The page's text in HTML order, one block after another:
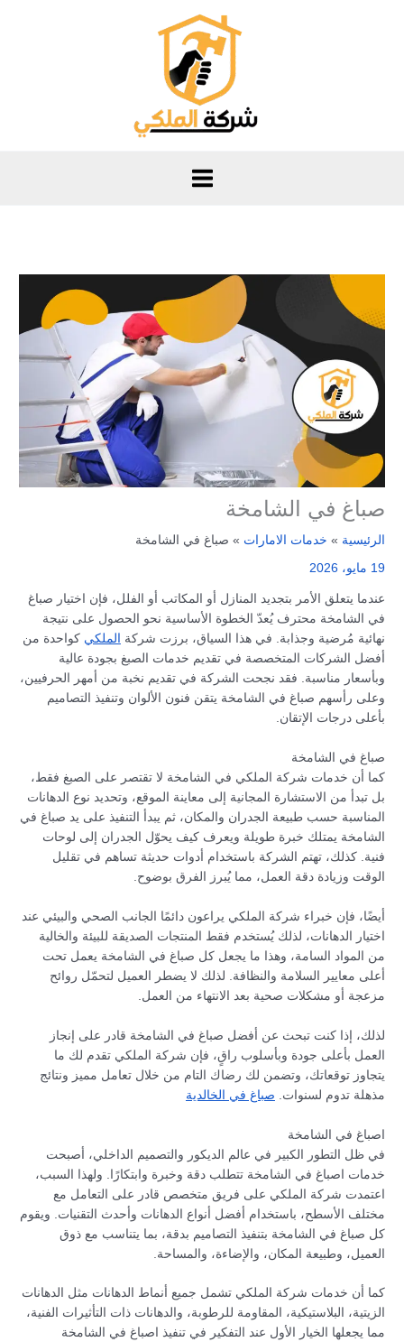
صباغ في الشامخة
الرئيسية خدمات الامارات صباغ في الشامخة
19 مايو، 2026
عندما يتعلق الأمر بتجديد المنازل أو المكاتب أو الفلل، فإن اختيار صباغ
في الشامخة محترف يُعدّ الخطوة الأساسية نحو الحصول على نتيجة
نهائية مُرضية وجذابة. في هذا السياق، برزت شركة
الملكي كواحدة من
أفضل الشركات المتخصصة في تقديم خدمات الصبغ بجودة عالية
وبأسعار مناسبة. فقد نجحت الشركة في تقديم نخبة من أمهر الحرفيين،
وعلى رأسهم صباغ في الشامخة يتقن فنون الألوان وتنفيذ التصاميم
بأعلى درجات الإتقان.
صباغ في الشامخة
كما أن خدمات شركة الملكي في الشامخة لا تقتصر على الصبغ فقط،
بل تبدأ من الاستشارة المجانية إلى معاينة الموقع، وتحديد نوع الدهانات
المناسبة حسب طبيعة الجدران والمكان، ثم يبدأ التنفيذ على يد صباغ في
الشامخة يمتلك خبرة طويلة ويعرف كيف يحوّل الجدران إلى لوحات
فنية. كذلك، تهتم الشركة باستخدام أدوات حديثة تساهم في تقليل
الوقت وزيادة دقة العمل، مما يُبرز الفرق بوضوح.
أيضًا، فإن خبراء شركة الملكي يراعون دائمًا الجانب الصحي والبيئي عند
اختيار الدهانات، لذلك يُستخدم فقط المنتجات الصديقة للبيئة والخالية
من المواد السامة، وهذا ما يجعل كل صباغ في الشامخة يعمل تحت
أعلى معايير السلامة والنظافة. لذلك لا يضطر العميل لتحمّل روائح
مزعجة أو مشكلات صحية بعد الانتهاء من العمل.
لذلك، إذا كنت تبحث عن أفضل صباغ في الشامخة قادر على إنجاز
العمل بأعلى جودة وبأسلوب راقٍ، فإن شركة الملكي تقدم لك ما
يتجاوز توقعاتك، وتضمن لك رضاك التام من خلال تعامل مميز ونتائج
مذهلة تدوم لسنوات. صباغ في الخالدية
اصباغ في الشامخة
في ظل التطور الكبير في عالم الديكور والتصميم الداخلي، أصبحت
خدمات اصباغ في الشامخة تتطلب دقة وخبرة وابتكارًا. ولهذا السبب،
اعتمدت شركة الملكي على فريق متخصص قادر على التعامل مع
مختلف الأسطح، باستخدام أفضل أنواع الدهانات وأحدث التقنيات. ويقوم
كل صباغ في الشامخة بتنفيذ التصاميم بدقة، بما يتناسب مع ذوق
العميل، وطبيعة المكان، والإضاءة، والمساحة.
كما أن خدمات شركة الملكي تشمل جميع أنماط الدهانات مثل الدهانات
الزيتية، البلاستيكية، المقاومة للرطوبة، والدهانات ذات التأثيرات الفنية،
مما يجعلها الخيار الأول عند التفكير في تنفيذ اصباغ في الشامخة